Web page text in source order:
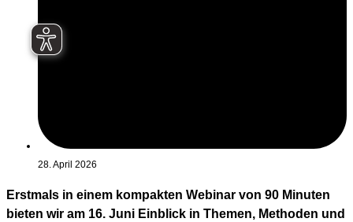
28. April 2026
Erstmals in einem kompakten Webinar von 90 Minuten
bieten wir am 16. Juni Einblick in Themen, Methoden und